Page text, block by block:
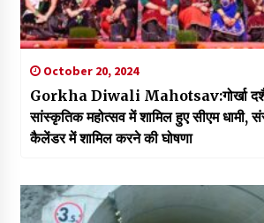
October 20, 2024
Gorkha Diwali Mahotsav:गोर्खा दशैं-
सांस्कृतिक महोत्सव में शामिल हुए सीएम धामी,
कैलेंडर में शामिल करने की घोषणा